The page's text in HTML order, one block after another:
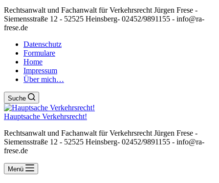
Rechtsanwalt und Fachanwalt für Verkehrsrecht Jürgen Frese -
Siemensstraße 12 - 52525 Heinsberg- 02452/9891155 - info@ra-
frese.de
Datenschutz
Formulare
Home
Impressum
Über mich…
Suche
Hauptsache Verkehrsrecht!
Rechtsanwalt und Fachanwalt für Verkehrsrecht Jürgen Frese -
Siemensstraße 12 - 52525 Heinsberg- 02452/9891155 - info@ra-
frese.de
Menü